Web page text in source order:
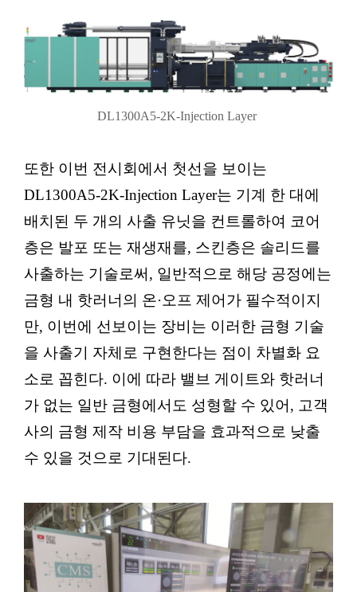
DL1300A5-2K-Injection Layer
또한 이번 전시회에서 첫선을 보이는
DL1300A5-2K-Injection Layer는 기계 한 대에
배치된 두 개의 사출 유닛을 컨트롤하여 코어
층은 발포 또는 재생재를, 스킨층은 솔리드를
사출하는 기술로써, 일반적으로 해당 공정에는
금형 내 핫러너의 온·오프 제어가 필수적이지
만, 이번에 선보이는 장비는 이러한 금형 기술
을 사출기 자체로 구현한다는 점이 차별화 요
소로 꼽힌다. 이에 따라 밸브 게이트와 핫러너
가 없는 일반 금형에서도 성형할 수 있어, 고객
사의 금형 제작 비용 부담을 효과적으로 낮출
수 있을 것으로 기대된다.